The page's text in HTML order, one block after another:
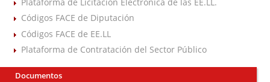
Códigos FACE de Diputación
Códigos FACE de EE.LL
Plataforma de Contratación del Sector Público
Documentos